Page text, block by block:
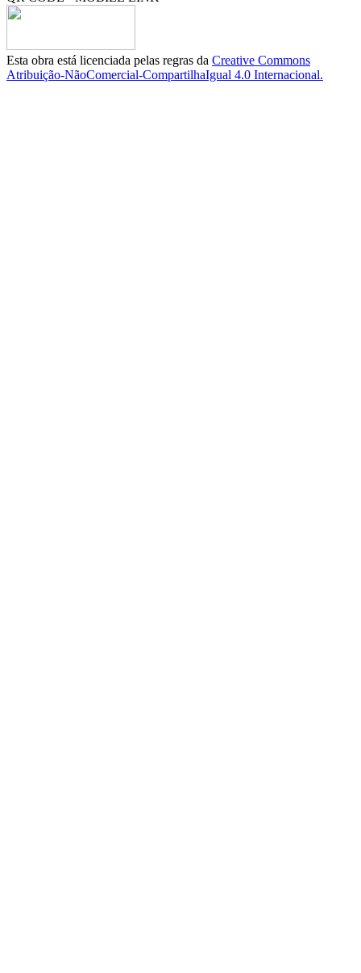
Esta obra está licenciada pelas regras da Creative Commons
Atribuição-NãoComercial-CompartilhaIgual 4.0 Internacional.